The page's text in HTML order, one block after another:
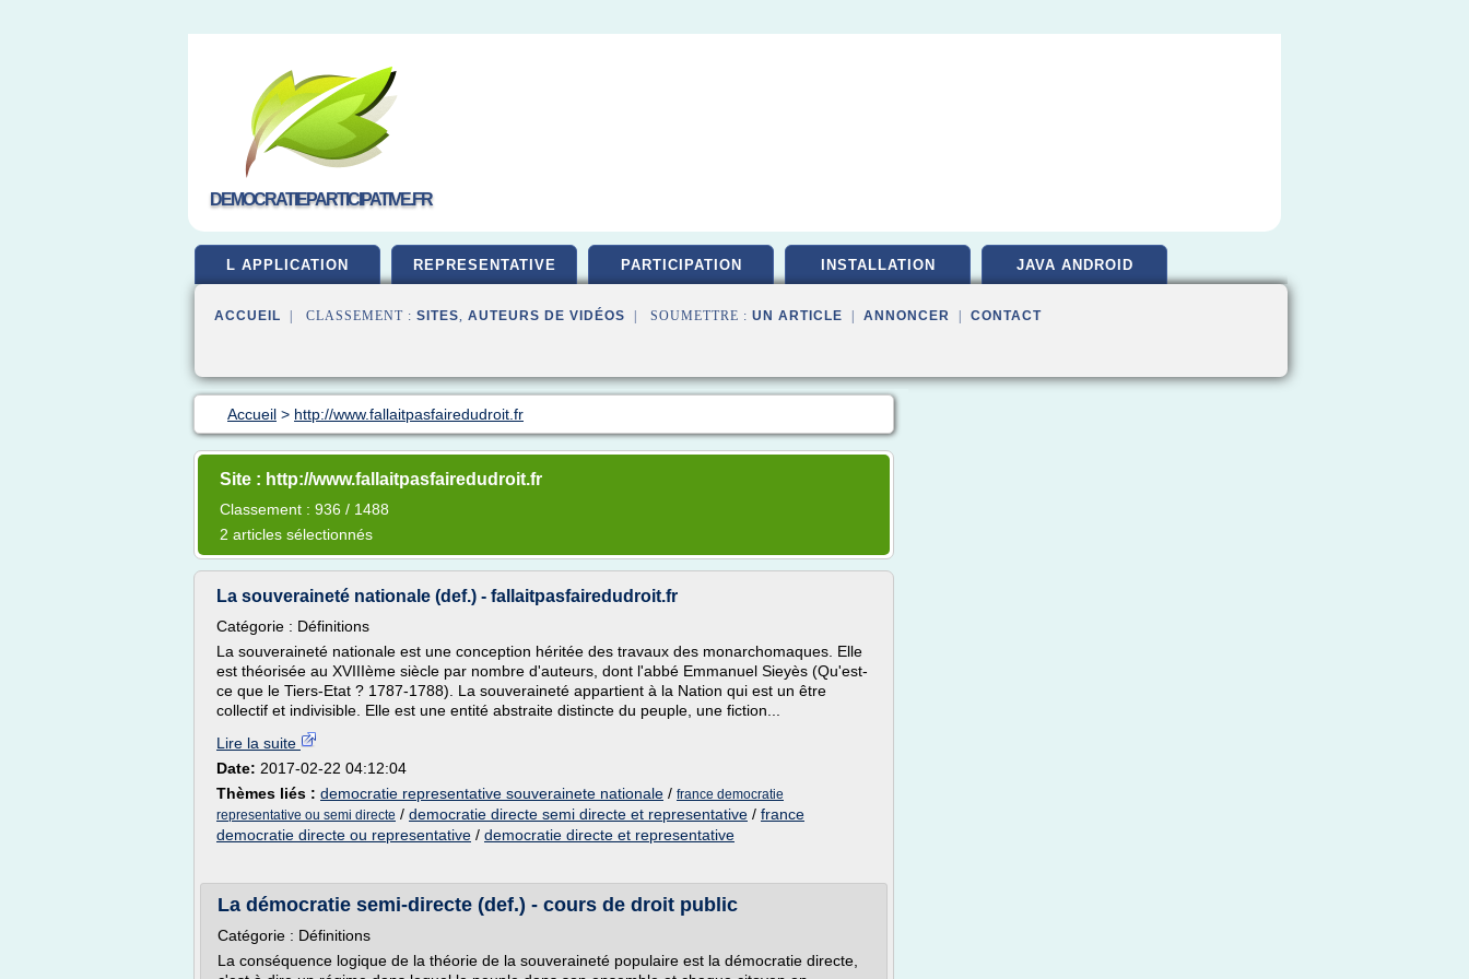
DEMOCRATIEPARTICIPATIVE.FR
L APPLICATION REPRESENTATIVE PARTICIPATION INSTALLATION JAVA ANDROID
ACCUEIL | CLASSEMENT : SITES, AUTEURS DE VIDÉOS | SOUMETTRE : UN ARTICLE ANNONCER CONTACT
Accueil > http://www.fallaitpasfairedudroit.fr
Site : http://www.fallaitpasfairedudroit.fr
Classement : 936 / 1488
2 articles sélectionnés
La souveraineté nationale (def.) - fallaitpasfairedudroit.fr
Catégorie : Définitions
La souveraineté nationale est une conception héritée des travaux des monarchomaques. Elle
est théorisée au XVIIIème siècle par nombre d'auteurs, dont l'abbé Emmanuel Sieyès (Qu'est-
ce que le Tiers-Etat ? 1787-1788). La souveraineté appartient à la Nation qui est un être
collectif et indivisible. Elle est une entité abstraite distincte du peuple, une fiction...
Lire la suite
Date: 2017-02-22 04:12:04
Thèmes liés : democratie representative souverainete nationale / france democratie
representative ou semi directe / democratie directe semi directe et representative / france
democratie directe ou representative / democratie directe et representative
La démocratie semi-directe (def.) - cours de droit public
Catégorie : Définitions
La conséquence logique de la théorie de la souveraineté populaire est la démocratie directe,